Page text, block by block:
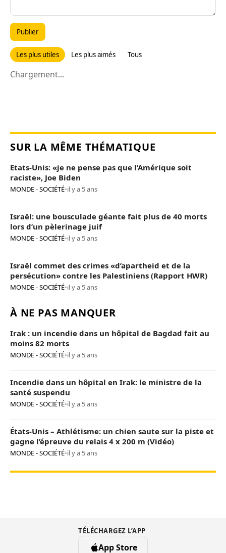
Publier
Les plus utiles Les plus aimés Tous
Chargement...
SUR LA MÊME THÉMATIQUE
Etats-Unis: «je ne pense pas que l’Amérique soit
raciste», Joe Biden
MONDE - SOCIÉTÉ•il y a 5 ans
Israël: une bousculade géante fait plus de 40 morts
lors d’un pèlerinage juif
MONDE - SOCIÉTÉ•il y a 5 ans
Israël commet des crimes «d’apartheid et de la
persécution» contre les Palestiniens (Rapport HWR)
MONDE - SOCIÉTÉ•il y a 5 ans
À NE PAS MANQUER
Irak : un incendie dans un hôpital de Bagdad fait au
moins 82 morts
MONDE - SOCIÉTÉ•il y a 5 ans
Incendie dans un hôpital en Irak: le ministre de la
santé suspendu
MONDE - SOCIÉTÉ•il y a 5 ans
États-Unis – Athlétisme: un chien saute sur la piste et
gagne l’épreuve du relais 4 x 200 m (Vidéo)
MONDE - SOCIÉTÉ•il y a 5 ans
TÉLÉCHARGEZ L’APP
App Store